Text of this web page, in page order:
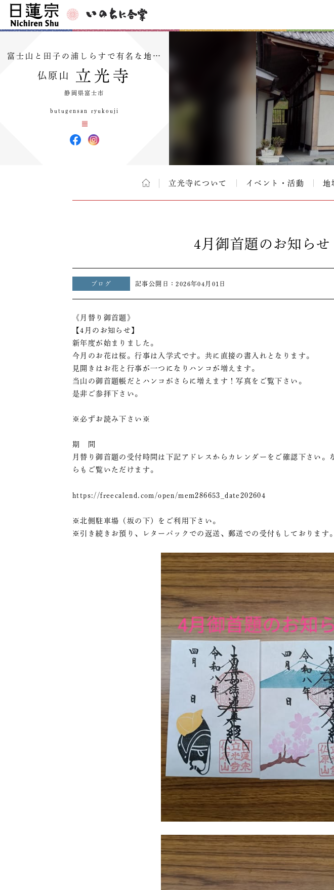
富士山と田子の浦しらすで有名な地…
仏原山 立光寺
静岡県富士市
butugensan ryukouji
立光寺について イベント・活動 地
4月御首題のお知らせ
ブログ 記事公開日：2026年04月01日
《月替り御首題》
【4月のお知らせ】
新年度が始まりました。
今月のお花は桜。行事は入学式です。共に直接の書入れとなります。
見開きはお花と行事が一つになりハンコが増えます。
当山の御首題帳だとハンコがさらに増えます！写真をご覧下さい。
是非ご参拝下さい。
※必ずお読み下さい※
期 間
月替り御首題の受付時間は下記アドレスからカレンダーをご確認下さい。
らもご覧いただけます。
https://freecalend.com/open/mem286653_date202604
※北側駐車場（坂の下）をご利用下さい。
※引き続きお預り、レターパックでの返送、郵送での受付もしております。